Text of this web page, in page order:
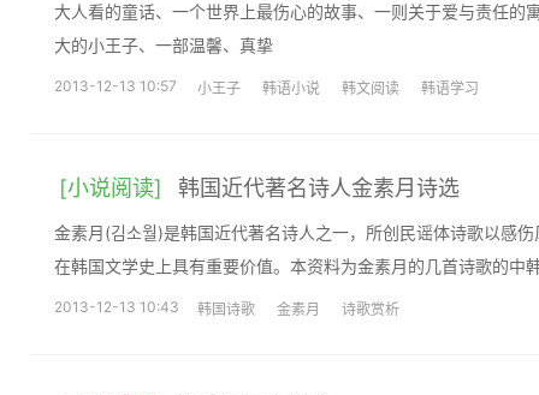
大人看的童话、一个世界上最伤心的故事、一则关于爱与责任的
大的小王子、一部温馨、真挚
2013-12-13 10:57 小王子 韩语小说 韩文阅读 韩语学习
[小说阅读] 韩国近代著名诗人金素月诗选
金素月(김소월)是韩国近代著名诗人之一，所创民谣体诗歌以感
在韩国文学史上具有重要价值。本资料为金素月的几首诗歌的中
2013-12-13 10:43 韩国诗歌 金素月 诗歌赏析